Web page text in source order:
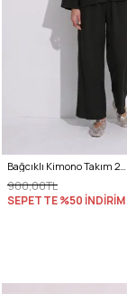
Bağcıklı Kimono Takım 26610 - SİYAH
900,00TL
SEPETTE %50 İNDİRİM